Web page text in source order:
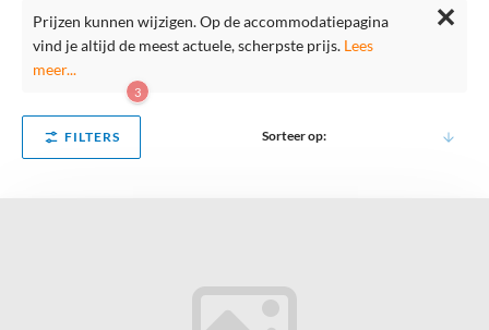
Prijzen kunnen wijzigen. Op de accommodatiepagina
vind je altijd de meest actuele, scherpste prijs. Lees
meer...
✕
FILTERS
3
Sorteer op: